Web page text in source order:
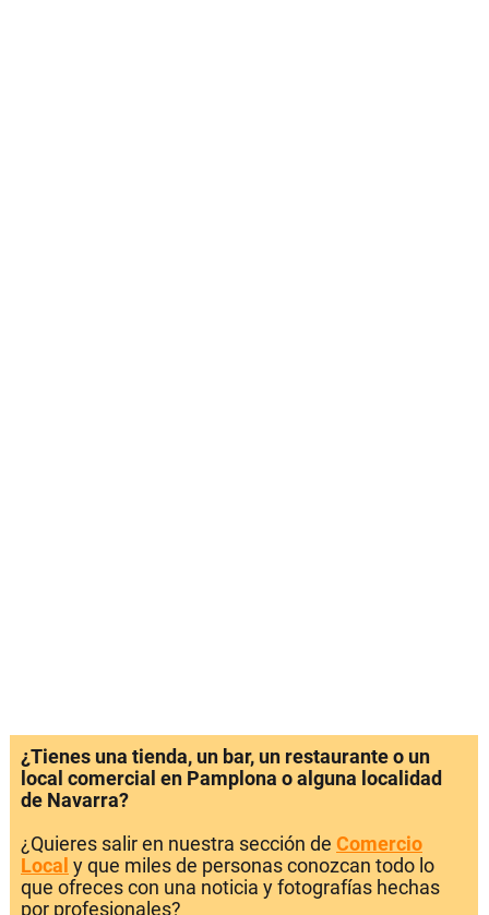
¿Tienes una tienda, un bar, un restaurante o un
local comercial en Pamplona o alguna localidad
de Navarra?
¿Quieres salir en nuestra sección de Comercio
Local y que miles de personas conozcan todo lo
que ofreces con una noticia y fotografías hechas
por profesionales?